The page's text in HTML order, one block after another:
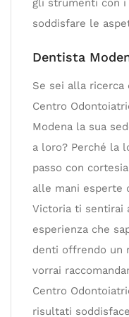
gli strumenti con i
soddisfare le
Dentista
Se sei alla ricerca
Centro
Modena la sua
a loro? Perché la
passo con
alle mani esperte
Victoria ti sentirai
esperienza che
denti offrendo un
vorrai
Centro
risultati